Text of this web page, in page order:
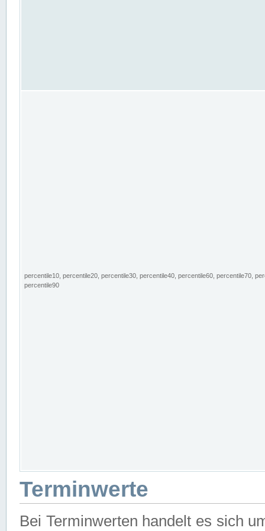
percentile10, percentile20, percentile30, percentile40, percentile60, percentile70,
percentile90
Terminwerte
Bei Terminwerten handelt es sich